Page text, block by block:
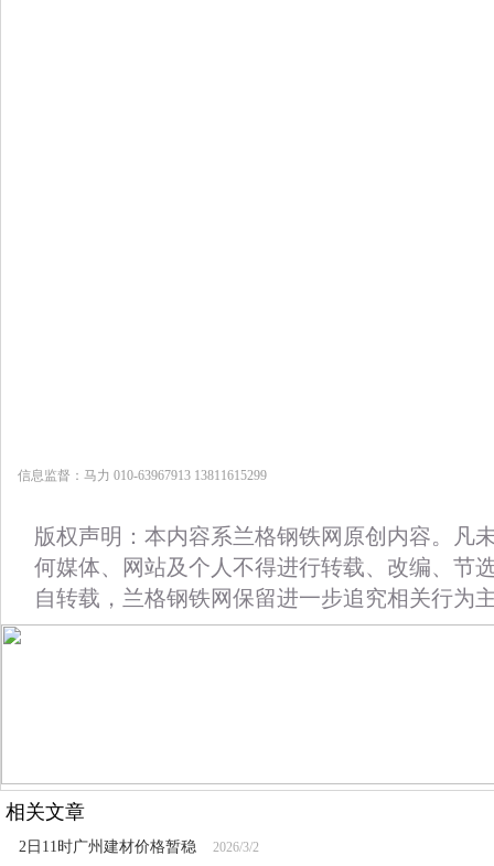
信息监督：马力 010-63967913 13811615299
版权声明：本内容系兰格钢铁网原创内容。凡
何媒体、网站及个人不得进行转载、改编、节
自转载，兰格钢铁网保留进一步追究相关行为
相关文章
2日11时广州建材价格暂稳 2026/3/2